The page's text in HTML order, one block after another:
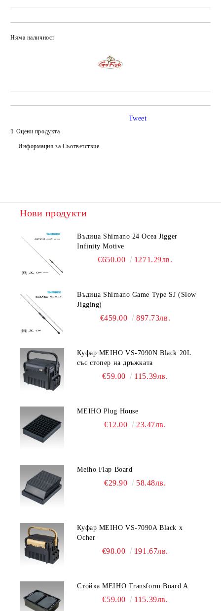
Няма наличност
Оцени продукта
Информация за Съответствие
Tweet
Нови продукти
Въдица Shimano 24 Ocea Jigger
Infinity Motive
€650.00 1271.29лв.
Въдица Shimano Game Type SJ (Slow
Jigging)
€459.00 897.73лв.
Куфар MEIHO VS-7090N Black 20L
със стопер на дръжката
€59.00 115.39лв.
MEIHO Plug House
€12.00 23.47лв.
Meiho Flap Board
€29.90 58.48лв.
Куфар MEIHO VS-7090A Black x
Ocher
€98.00 191.67лв.
Стойка MEIHO Transform Board A
€59.00 115.39лв.